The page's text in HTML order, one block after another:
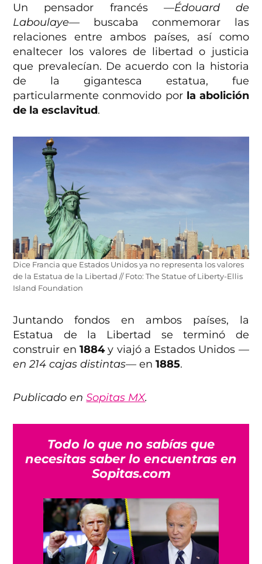
Un pensador francés —Édouard de
Laboulaye— buscaba conmemorar las
relaciones entre ambos países, así como
enaltecer los valores de libertad o justicia
que prevalecían. De acuerdo con la historia
de la gigantesca estatua, fue
particularmente conmovido por la abolición
de la esclavitud.
Dice Francia que Estados Unidos ya no representa los valores
de la Estatua de la Libertad // Foto: The Statue of Liberty-Ellis
Island Foundation
Juntando fondos en ambos países, la
Estatua de la Libertad se terminó de
construir en 1884y viajó a Estados Unidos —
en 214 cajas distintas— en1885.
Publicado enSopitas MX.
Todo lo que no sabías que
necesitas saber lo encuentras en
Sopitas.com